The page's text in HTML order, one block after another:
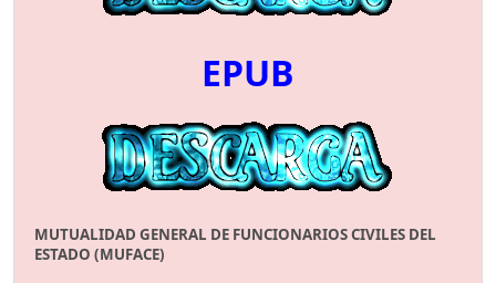
EPUB
MUTUALIDAD GENERAL DE FUNCIONARIOS CIVILES DEL
ESTADO (MUFACE)